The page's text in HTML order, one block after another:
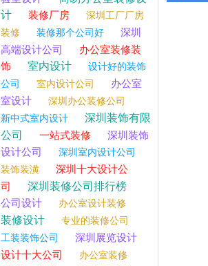
计
装修厂房
深圳工厂厂房
装修
装修那个公司好
深圳
高端设计公司
办公室装修装
饰
室内设计
设计好的装饰
公司
室内设计公司
办公室
室设计
深圳办公装修公司
新中式室内设计
深圳装饰有限
公司
一站式装修
深圳装饰
设计公司
深圳室内设计公司
装饰装潢
深圳十大设计公
司
深圳装修公司排行榜
公司设计 办公室设计装修
装修设计
专业的装修公司
工装装饰公司
深圳展览设计
设计十大公司
办公室装修